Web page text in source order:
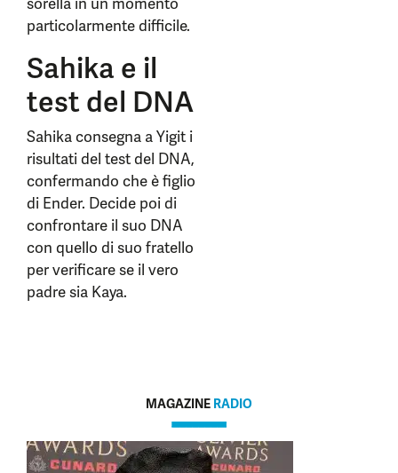
particolarmente difficile.
Sahika e il
test del DNA
Sahika consegna a Yigit i
risultati del test del DNA,
confermando che è figlio
di Ender. Decide poi di
confrontare il suo DNA
con quello di suo fratello
per verificare se il vero
padre sia Kaya.
MAGAZINE RADIO